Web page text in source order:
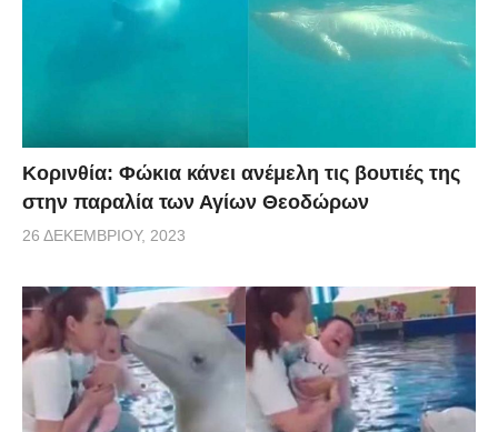
Κορινθία: Φώκια κάνει ανέμελη τις βουτιές της
στην παραλία των Αγίων Θεοδώρων
26 ΔΕΚΕΜΒΡΊΟΥ, 2023